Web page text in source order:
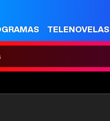
TELENOVELAS